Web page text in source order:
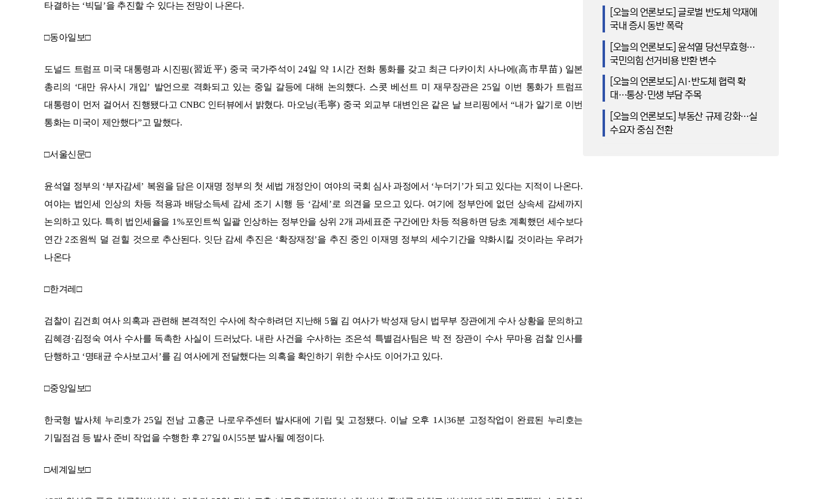
타결하는 ‘빅딜’을 추진할 수 있다는 전망이 나온다.
□동아일보□
도널드 트럼프 미국 대통령과 시진핑(習近平) 중국 국가주석이 24일 약 1시간 전화 통화를 갖고 최근 다카이치 사나에(高市早苗) 일본
총리의 ‘대만 유사시 개입’ 발언으로 격화되고 있는 중일 갈등에 대해 논의했다. 스콧 베선트 미 재무장관은 25일 이번 통화가 트럼프
대통령이 먼저 걸어서 진행됐다고 CNBC 인터뷰에서 밝혔다. 마오닝(毛寧) 중국 외교부 대변인은 같은 날 브리핑에서“내가 알기로 이번
통화는 미국이 제안했다”고 말했다.
□서울신문□
윤석열 정부의 ‘부자감세 ’ 복원을 담은 이재명 정부의 첫 세법 개정안이 여야의 국회 심사 과정에서 ‘누더기 ’가 되고 있다는 지적이 나온다.
여야는 법인세 인상의 차등 적용과 배당소득세 감세 조기 시행 등 ‘감세 ’로 의견을 모으고 있다. 여기에 정부안에 없던 상속세 감세까지
논의하고 있다. 특히 법인세율을 1%포인트씩 일괄 인상하는 정부안을 상위 2개 과세표준 구간에만 차등 적용하면 당초 계획했던 세수보다
연간 2조원씩 덜 걷힐 것으로 추산된다. 잇단 감세 추진은 ‘확장재정’을 추진 중인 이재명 정부의 세수기간을 약화시킬 것이라는 우려가
나온다
□한겨레 □
검찰이 김건희 여사 의혹과 관련해 본격적인 수사에 착수하려던 지난해 5월 김 여사가 박성재 당시 법무부 장관에게 수사 상황을 문의하고
김혜경·김정숙 여사 수사를 독촉한 사실이 드러났다. 내란 사건을 수사하는 조은석 특별검사팀은 박 전 장관이 수사 무마용 검찰 인사를
단행하고 ‘명태균 수사보고서 ’를 김 여사에게 전달했다는 의혹을 확인하기 위한 수사도 이어가고 있다.
□중앙일보□
한국형 발사체 누리호가 25일 전남 고흥군 나로우주센터 발사대에 기립 및 고정됐다. 이날 오후 1시36분 고정작업이 완료된 누리호는
기밀점검 등 발사 준비 작업을 수행한 후 27일0시 55분 발사될 예정이다.
□세계일보□
[오늘의 언론보도] 글로벌 반도체 악재에
국내 증시 동반 폭락
[오늘의 언론보도] 윤석열 당선무효형…
국민의힘 선거비용 반환 변수
[오늘의 언론보도] AI·반도체 협력 확
대…통상·민생 부담 주목
[오늘의 언론보도] 부동산 규제 강화…실
수요자 중심 전환